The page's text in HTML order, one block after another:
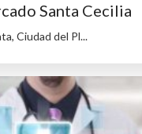
Santa Cecilia
Ciudad del Pl...